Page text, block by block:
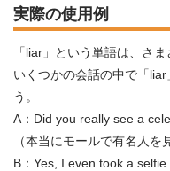
実際の使用例
「liar」という単語は、さ
いくつかの会話の中で「
う。
A：Did you really see a
（本当にモールで有名人を
B：Yes, I even took a selfie